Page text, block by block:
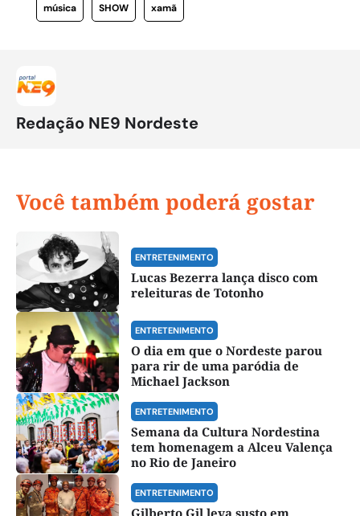
música SHOW xamã
Redação NE9 Nordeste
Você também poderá gostar
ENTRETENIMENTO
Lucas Bezerra lança disco com
releituras de Totonho
ENTRETENIMENTO
O dia em que o Nordeste parou
para rir de uma paródia de
Michael Jackson
ENTRETENIMENTO
Semana da Cultura Nordestina
tem homenagem a Alceu Valença
no Rio de Janeiro
ENTRETENIMENTO
Gilberto Gil leva susto em